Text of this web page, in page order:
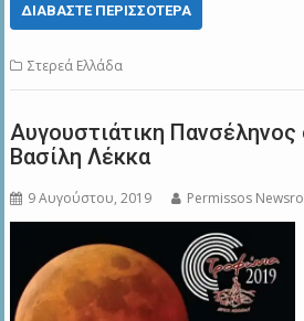
ΔΙΑΒΆΣΤΕ ΠΕΡΙΣΣΌΤΕΡΑ
Στερεά Ελλάδα
Αυγουστιάτικη
Βασίλη Λέκκα
9 Αυγούστου, 2019 Permissos